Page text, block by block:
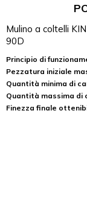
Mulino a coltelli
90D
Principio di
Pezzatura iniziale
Quantità minima di
Quantità massima di
Finezza finale